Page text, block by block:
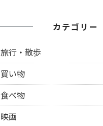
カテゴリー
旅行・散歩
買い物
食べ物
映画